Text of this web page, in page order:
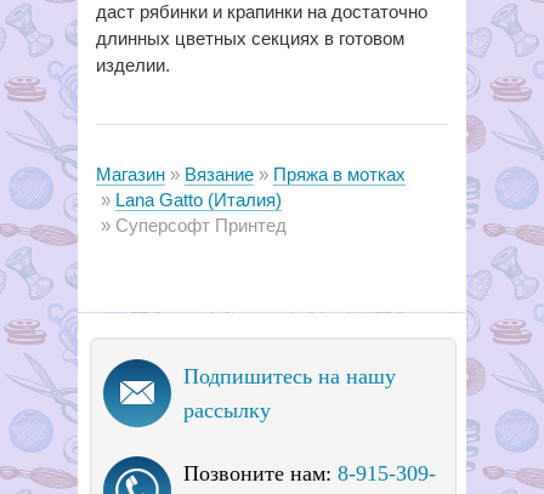
даст рябинки и крапинки на достаточно
длинных цветных секциях в готовом
изделии.
Магазин Вязание
Пряжа в мотках
Lana Gatto (Италия)
Суперсофт Принтед
Подпишитесь на нашу
рассылку
Позвоните нам: 8-915-309-